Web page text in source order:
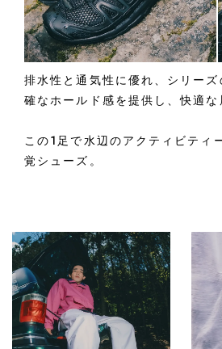
排水性と通気性に優れ、シリー
確なホールド感を提供し、快適な
この1足で水辺のアクティビティ
覚シューズ。